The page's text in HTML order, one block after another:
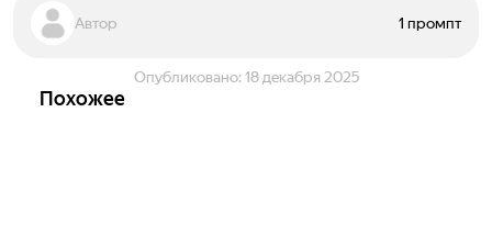
Автор 1 промпт
Опубликовано: 18 декабря 2025
Похожее